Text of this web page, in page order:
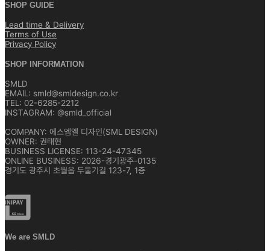
SHOP GUIDE
Lead time & Delivery
Terms of Use
Privacy Policy
SHOP INFORMATION
SMLD
EMAIL: smld@smldesign.co.kr
TEL: 02-6285-2212
INSTAGRAM: @smld_official
COMPANY: 에스엠엘 디자인(SML DESIGN)
OWNER: 권태현
BUSINESS LICENSE: 113-24-47345
ONLINE BUSINESS: 2026-경기광주-0135
경기도 광주시 초월읍 두둘기길 123-7, 1층
We are SMLD